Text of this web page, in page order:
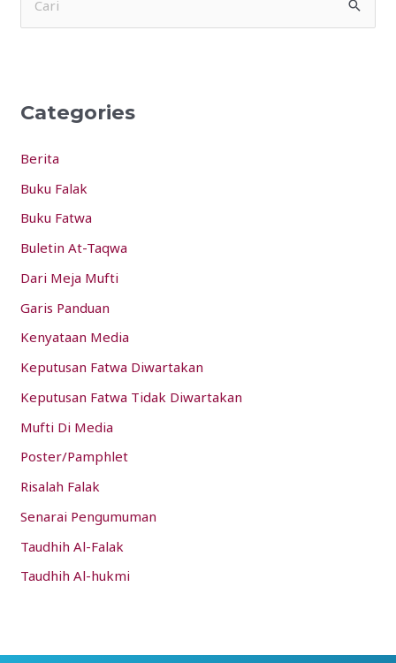
c
f
o
r
:
Categories
Berita
Buku Falak
Buku Fatwa
Buletin At-Taqwa
Dari Meja Mufti
Garis Panduan
Kenyataan Media
Keputusan Fatwa Diwartakan
Keputusan Fatwa Tidak Diwartakan
Mufti Di Media
Poster/Pamphlet
Risalah Falak
Senarai Pengumuman
Taudhih Al-Falak
Taudhih Al-hukmi